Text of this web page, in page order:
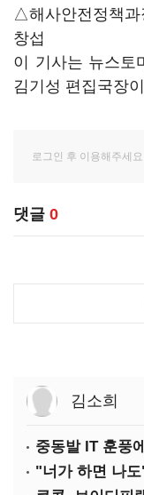
△해사안전정책
창섭
이 기사는 뉴스토
김기성 편집국장
댓글 0
김소희
중동발 IT 훈풍